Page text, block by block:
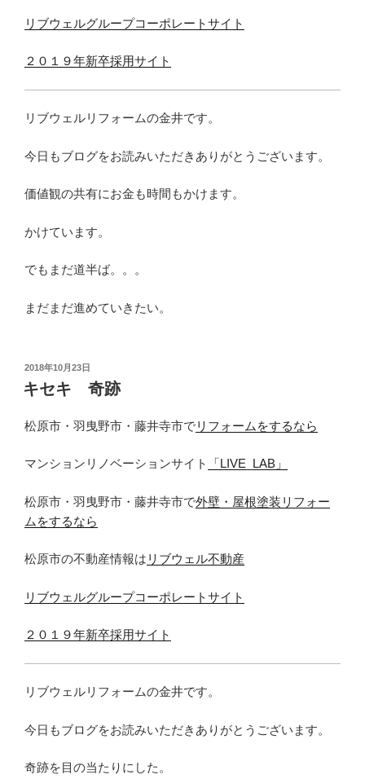
リブウェルグループコーポレートサイト
２０１９年新卒採用サイト
リブウェルリフォームの金井です。
今日もブログをお読みいただきありがとうございます。
価値観の共有にお金も時間もかけます。
かけています。
でもまだ道半ば。。。
まだまだ進めていきたい。
投
稿
日:
2018年10月23日
キセキ 奇跡
松原市・羽曳野市・藤井寺市でリフォームをするなら
マンションリノベーションサイト 「LIVE_LAB」
松原市・羽曳野市・藤井寺市で外壁・屋根塗装リフォー
ムをするなら
松原市の不動産情報は リブウェル不動産
リブウェルグループコーポレートサイト
２０１９年新卒採用サイト
リブウェルリフォームの金井です。
今日もブログをお読みいただきありがとうございます。
奇跡を目の当たりにした。